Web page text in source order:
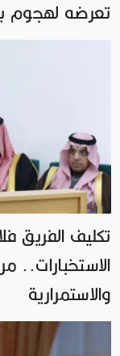
تعرضه لهجوم
تكليف الفريق
الاستخبارات..
والاستمرارية